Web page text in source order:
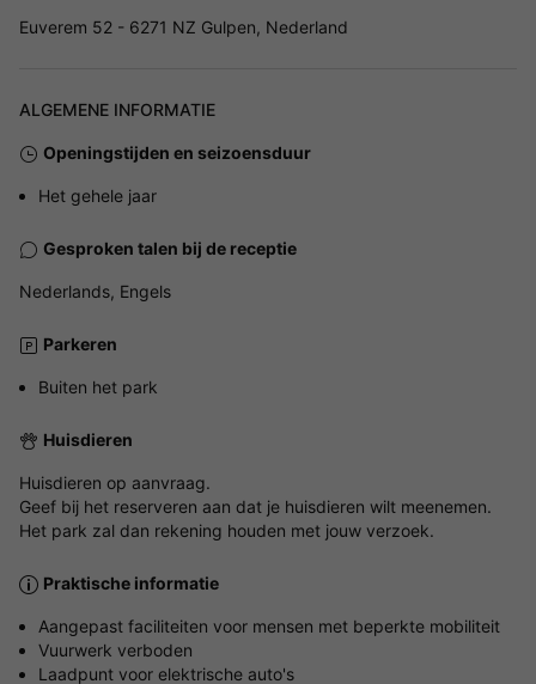
Euverem 52 - 6271 NZ Gulpen, Nederland
ALGEMENE INFORMATIE
Openingstijden en seizoensduur
Het gehele jaar
Gesproken talen bij de receptie
Nederlands, Engels
Parkeren
Buiten het park
Huisdieren
Huisdieren op aanvraag.
Geef bij het reserveren aan dat je huisdieren wilt meenemen.
Het park zal dan rekening houden met jouw verzoek.
Praktische informatie
Aangepast faciliteiten voor mensen met beperkte mobiliteit
Vuurwerk verboden
Laadpunt voor elektrische auto's